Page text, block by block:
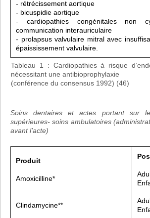
- rétrécissement aortique
- bicuspidie aortique
- cardiopathies congénitales non
communication interauriculaire
- prolapsus valvulaire mitral avec
épaississement valvulaire.
Tableau 1 : Cardiopathies à risque
nécessitant une antibioprophylaxie
(conférence du consensus 1992) (46)
Soins dentaires et actes portant sur
supérieures- soins ambulatoires
avant l’acte)
Produit
Amoxicilline*
Clindamycine**